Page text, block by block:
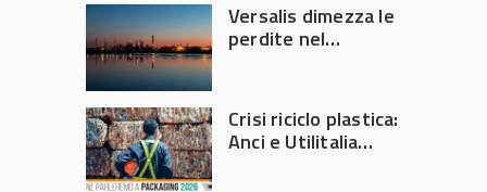
Versalis dimezza le
perdite nel
Crisi riciclo plastica:
Anci e Utilitalia